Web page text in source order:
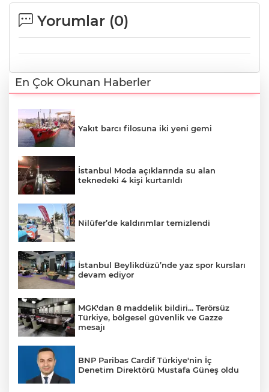
Yorumlar (0)
En Çok Okunan Haberler
Yakıt barcı filosuna iki yeni gemi
İstanbul Moda açıklarında su alan
teknedeki 4 kişi kurtarıldı
Nilüfer’de kaldırımlar temizlendi
İstanbul Beylikdüzü’nde yaz spor kursları
devam ediyor
MGK'dan 8 maddelik bildiri... Terörsüz
Türkiye, bölgesel güvenlik ve Gazze
mesajı
BNP Paribas Cardif Türkiye'nin İç
Denetim Direktörü Mustafa Güneş oldu